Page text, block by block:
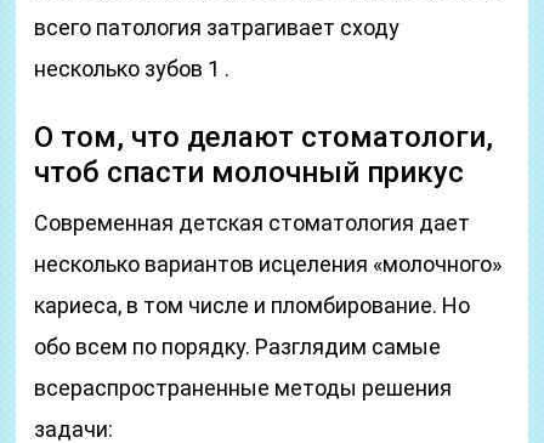
всего патология затрагивает сходу
несколько зубов 1 .
О том, что делают стоматологи,
чтоб спасти молочный прикус
Современная детская стоматология дает
несколько вариантов исцеления «молочного»
кариеса, в том числе и пломбирование. Но
обо всем по порядку. Разглядим самые
всераспространенные методы решения
задачи: